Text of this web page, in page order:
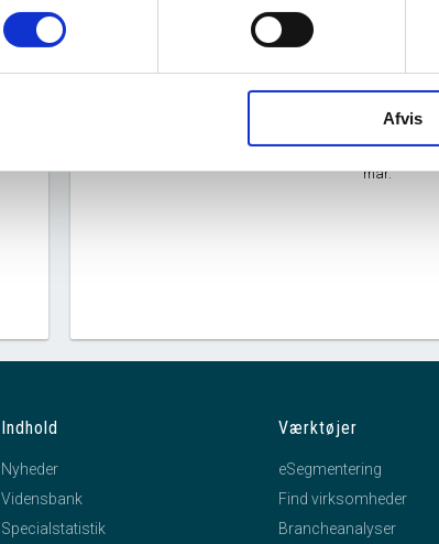
Afvis
Branche
mar.
Røgildsvej 32, 9400
Distribution af film og
Enkeltmandsvirksomhed
Indhold
Nyheder
Vidensbank
Specialstatistik
Værktøjer
eSegmentering
Find virksomheder
Brancheanalyser